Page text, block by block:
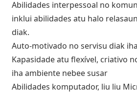
Abilidades interpessoal no
inklui abilidades atu halo
diak.
Auto-motivado no servisu diak
Kapasidade atu flexível, criativo
iha ambiente nebee susar
Abilidades komputador, liu liu